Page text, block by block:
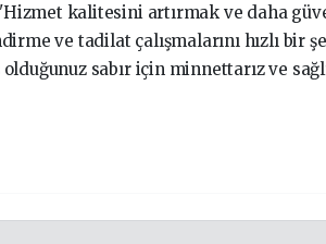
kalitesini artırmak ve daha
ve tadilat çalışmalarını hızlı bir
sabır için minnettarız ve